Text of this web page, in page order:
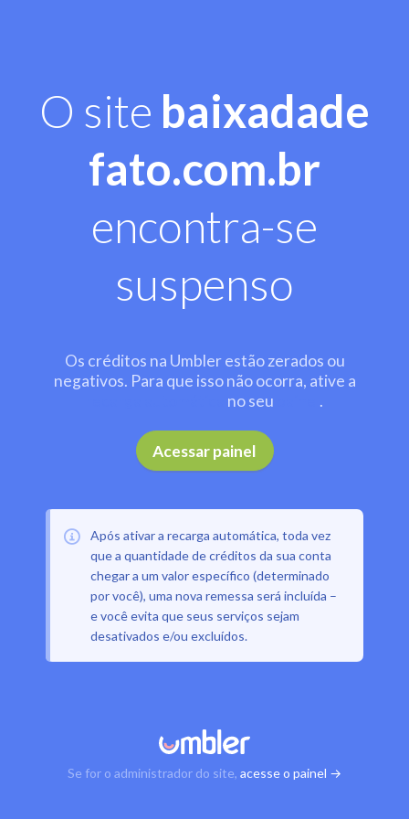
O site baixadade
fato.com.br
encontra-se
suspenso
Os créditos na Umbler estão zerados ou
negativos. Para que isso não ocorra, ative a
no seu .
Acessar painel
Após ativar a recarga automática, toda vez
que a quantidade de créditos da sua conta
chegar a um valor específico (determinado
por você), uma nova remessa será incluída –
e você evita que seus serviços sejam
desativados e/ou excluídos.
Se for o administrador do site, acesse o painel →